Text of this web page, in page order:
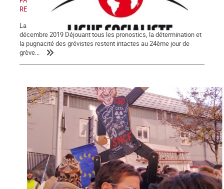
RENTRÉE !
La Lettre de La Commune, nouvelle série, n° 123 - Samedi 28
décembre 2019 Déjouant tous les pronostics, la détermination et
la pugnacité des grévistes restent intactes au 24ème jour de
grève...